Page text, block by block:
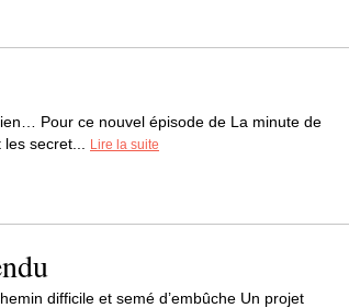
Pour ce nouvel épisode de La minute de
secret...
Lire la suite
difficile et semé d’embûche Un projet